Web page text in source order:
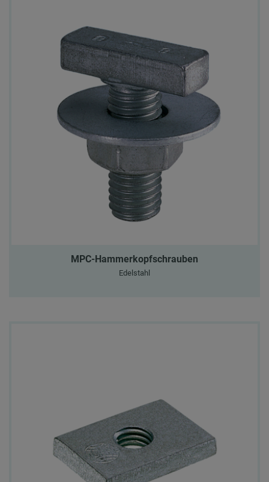
MPC-Hammerkopfschrauben
Edelstahl